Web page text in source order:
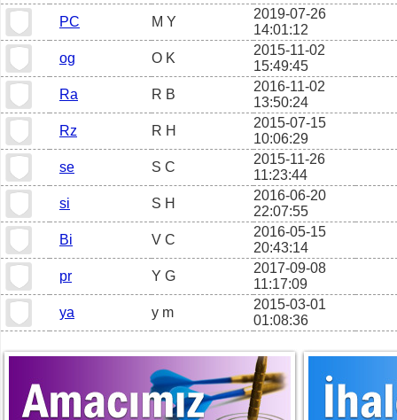
PC
M Y
2019-07-26
14:01:12
og
O K
2015-11-02
15:49:45
Ra
R B
2016-11-02
13:50:24
Rz
R H
2015-07-15
10:06:29
se
S C
2015-11-26
11:23:44
si
S H
2016-06-20
22:07:55
Bi
V C
2016-05-15
20:43:14
pr
Y G
2017-09-08
11:17:09
ya
y m
2015-03-01
01:08:36